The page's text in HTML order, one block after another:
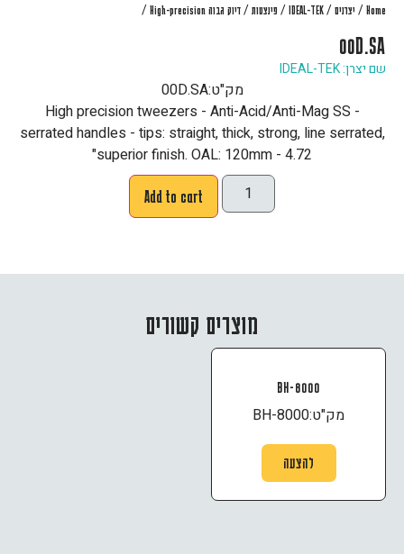
Home
/ יצרנים /
IDEAL-TEK
/ פינצטות / דיוק גבוה High-precision /
00D.SA
שם יצרן: IDEAL-TEK
מק"ט:00D.SA
High precision tweezers - Anti-Acid/Anti-Mag SS -
serrated handles - tips: straight, thick, strong, line serrated,
superior finish. OAL: 120mm - 4.72"
Add to cart
מוצרים קשורים
BH-8000
מק"ט:BH-8000
להצעה